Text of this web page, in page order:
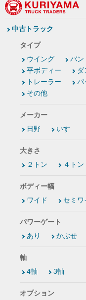
中古トラック
タイプ
ウイング
バン
平ボディー
ダ
トレーラー
パ
その他
メーカー
日野
いすゞ
大きさ
２トン
４トン
ボディー幅
ワイド
セミワ
パワーゲート
あり
かぶせ
軸
4軸
3軸
オプション